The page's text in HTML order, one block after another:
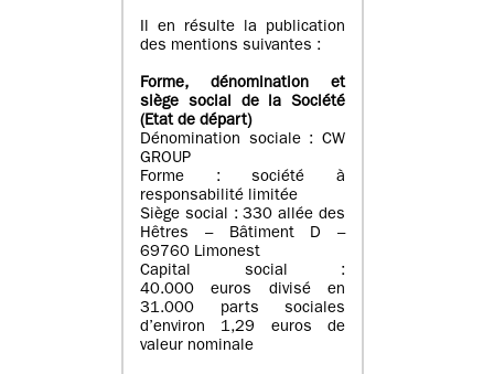
Il en résulte la publication
des mentions suivantes :
Forme, dénomination et
siège social de la Société
(Etatde départ)
Dénomination sociale : CW
GROUP
Forme : société à
responsabilité limitée
Siège social : 330 allée des
Hêtres – Bâtiment D –
69760 Limonest
Capital social :
40.000 euros divisé en
31.000 parts sociales
d’environ 1,29 euros de
valeur nominale